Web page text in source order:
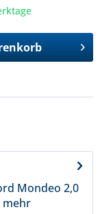
Mondeo 2,0
mehr